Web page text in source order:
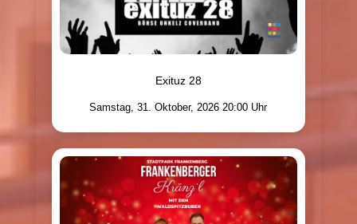
Exituz 28
Samstag, 31. Oktober, 2026 20:00 Uhr